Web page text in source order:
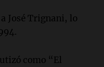
José Trignani, lo
como “El